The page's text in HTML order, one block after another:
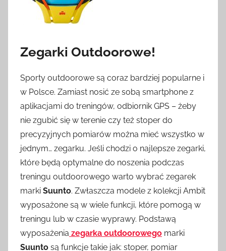
Zegarki Outdoorowe!
Sporty outdoorowe są coraz bardziej popularne i
w Polsce. Zamiast nosić ze sobą smartphone z
aplikacjami do treningów, odbiornik GPS – żeby
nie zgubić się w terenie czy też stoper do
precyzyjnych pomiarów można mieć wszystko w
jednym… zegarku. Jeśli chodzi o najlepsze zegarki,
które będą optymalne do noszenia podczas
treningu outdoorowego warto wybrać zegarek
marki Suunto. Zwłaszcza modele z kolekcji Ambit
wyposażone są w wiele funkcji, które pomogą w
treningu lub w czasie wyprawy. Podstawą
wyposażenia zegarka outdoorowego marki
Suunto są funkcje takie jak: stoper, pomiar